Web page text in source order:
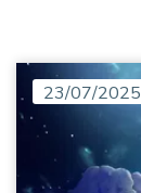
23/07/2025